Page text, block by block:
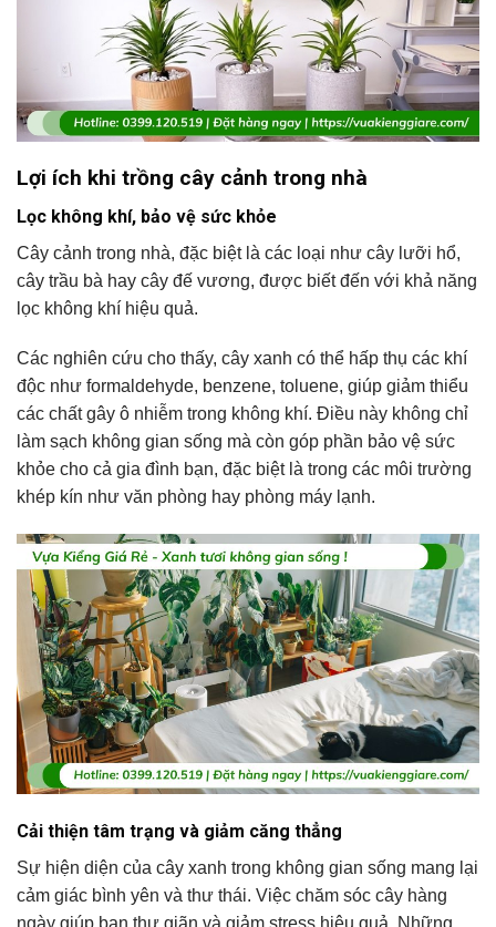
Lợi ích khi trồng cây cảnh trong nhà
Lọc không khí, bảo vệ sức khỏe
Cây cảnh trong nhà, đặc biệt là các loại như cây lưỡi hổ,
cây trầu bà hay cây đế vương, được biết đến với khả năng
lọc không khí hiệu quả.
Các nghiên cứu cho thấy, cây xanh có thể hấp thụ các khí
độc như formaldehyde, benzene, toluene, giúp giảm thiểu
các chất gây ô nhiễm trong không khí. Điều này không chỉ
làm sạch không gian sống mà còn góp phần bảo vệ sức
khỏe cho cả gia đình bạn, đặc biệt là trong các môi trường
khép kín như văn phòng hay phòng máy lạnh.
Cải thiện tâm trạng và giảm căng thẳng
Sự hiện diện của cây xanh trong không gian sống mang lại
cảm giác bình yên và thư thái. Việc chăm sóc cây hàng